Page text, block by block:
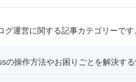
グ運営に関する記事カテゴリーで
の操作方法やお困りごとを解決する